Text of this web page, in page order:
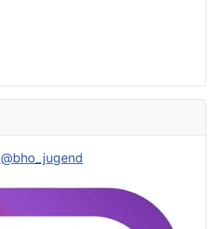
@bho_jugend